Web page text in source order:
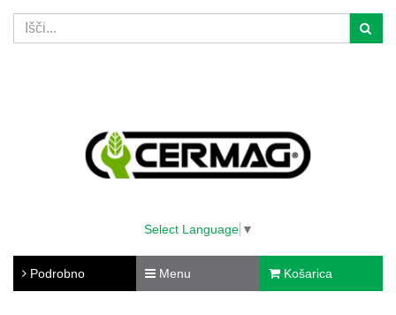
Select Language ▼
Podrobno Menu Košarica